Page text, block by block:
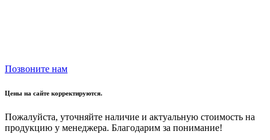
Позвоните нам
Цены на сайте корректируются.
Пожалуйста, уточняйте наличие и актуальную стоимость на
продукцию у менеджера. Благодарим за понимание!